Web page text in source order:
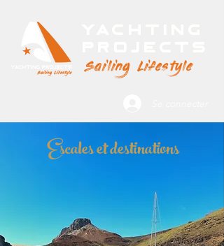
Sailing Lifestyle
Escales et destinations